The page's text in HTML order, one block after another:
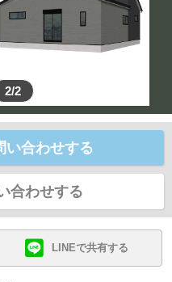
2/2
い合わせする
合わせする
LINEで共有する